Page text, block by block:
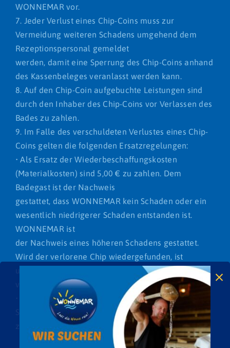
WONNEMAR vor.
7. Jeder Verlust eines Chip-Coins muss zur
Vermeidung weiteren Schadens umgehend dem
Rezeptionspersonal gemeldet
werden, damit eine Sperrung des Chip-Coins anhand
des Kassenbeleges veranlasst werden kann.
8. Auf den Chip-Coin aufgebuchte Leistungen sind
durch den Inhaber des Chip-Coins vor Verlassen des
Bades zu zahlen.
9. Im Falle des verschuldeten Verlustes eines Chip-
Coins gelten die folgenden Ersatzregelungen:
• Als Ersatz der Wiederbeschaffungskosten
(Materialkosten) sind 5,00 € zu zahlen. Dem
Badegast ist der Nachweis
gestattet, dass WONNEMAR kein Schaden oder ein
wesentlich niedrigerer Schaden entstanden ist.
WONNEMAR ist
der Nachweis eines höheren Schadens gestattet.
Wird der verlorene Chip wiedergefunden, ist
verwendbar, werden die 5,00 € erstattet.
• Der Aufbuchungsbetrag, der über die
Spindnummer ausgelesen werden kann, ist zu